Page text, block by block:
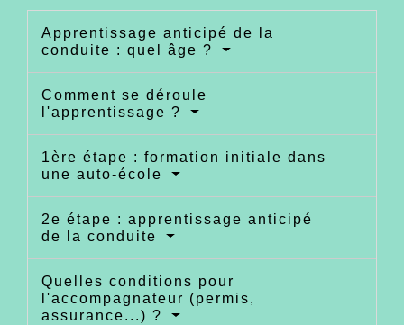
Apprentissage anticipé de la
conduite : quel âge ?
Comment se déroule
l'apprentissage ?
1ère étape : formation initiale dans
une auto-école
2e étape : apprentissage anticipé
de la conduite
Quelles conditions pour
l'accompagnateur (permis,
assurance...) ?